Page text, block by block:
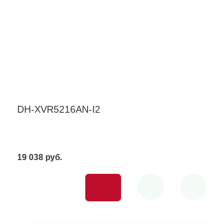
DH-XVR5216AN-I2
19 038 pуб.